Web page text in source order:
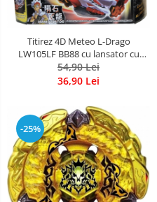
Titirez 4D Meteo L-Drago
LW105LF BB88 cu lansator cu
sfoara, accelerator 180 si varf
metalic
54,90 Lei
36,90 Lei
-25%